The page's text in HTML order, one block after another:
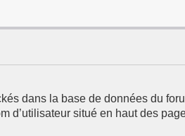
dans la base de données du
d’utilisateur situé en haut des